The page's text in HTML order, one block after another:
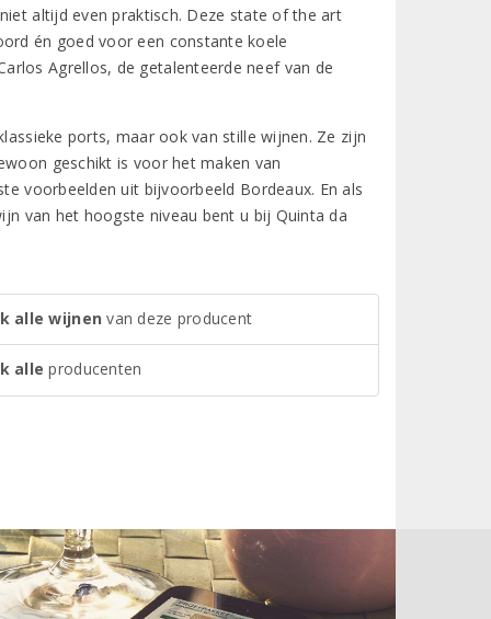
altijd even praktisch. Deze state of the art
én goed voor een constante koele
Agrellos, de getalenteerde neef van de
ports, maar ook van stille wijnen. Ze zijn
geschikt is voor het maken van
voorbeelden uit bijvoorbeeld Bordeaux. En als
van het hoogste niveau bent u bij Quinta da
alle wijnen van deze producent
alle producenten